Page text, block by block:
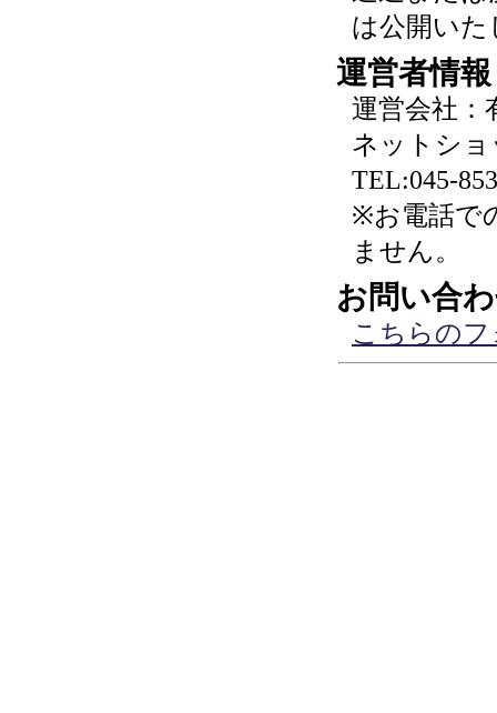
は公開い
運営者情報
運営会社：
ネットショ
TEL:045-
※お電話で
ません。
お問い合
こちらの